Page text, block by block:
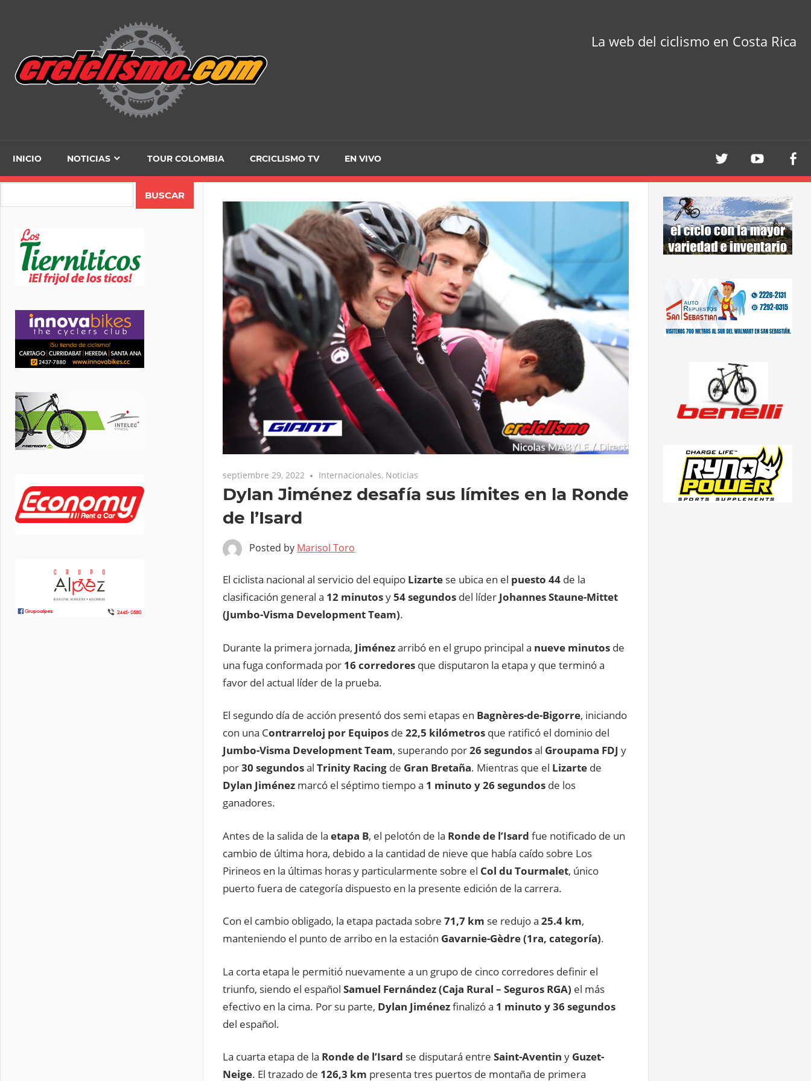
La web del ciclismo en Costa Rica
INICIO NOTICIAS TOUR COLOMBIA CRCICLISMO TV EN VIVO
septiembre 29, 2022 Internacionales, Noticias
Dylan Jiménez desafía sus límites en la Ronde
de l’Isard
Posted by Marisol Toro
El ciclista nacional al servicio del equipo Lizarte se ubica en el puesto 44 de la
clasificación general a 12 minutosy54 segundos del líder Johannes Staune-Mittet
(Jumbo-Visma Development Team).
Durante la primera jornada, Jiménezarribó en el grupo principal a nueve minutos de
una fuga conformada por 16 corredores que disputaron la etapa y que terminó a
favor del actual líder de la prueba.
El segundo día de acción presentó dos semi etapas en Bagnères-de-Bigorre, iniciando
con una Contrarreloj por Equipos de 22,5 kilómetros que ratificó el dominio del
Jumbo-Visma Development Team, superando por26 segundosal Groupama FDJ y
por30 segundosal Trinity Racing de Gran Bretaña. Mientras que el Lizarte de
Dylan Jiménez marcó el séptimo tiempo a 1 minuto y 26 segundos de los
ganadores.
Antes de la salida de la etapa B, el pelotón de la Ronde de l’Isard fue notificado de un
cambio de última hora, debido a la cantidad de nieve que había caído sobre Los
Pirineos en la últimas horas y particularmente sobre el Col du Tourmalet, único
puerto fuera de categoría dispuesto en la presente edición de la carrera.
Con el cambio obligado, la etapa pactada sobre 71,7 km se redujo a 25.4 km,
manteniendo el punto de arribo en la estación Gavarnie-Gèdre (1ra, categoría).
La corta etapa le permitió nuevamente a un grupo de cinco corredores definir el
triunfo, siendo el español Samuel Fernández (Caja Rural – Seguros RGA) el más
efectivo en la cima. Por su parte, Dylan Jiménezfinalizó a 1 minuto y 36 segundos
del español.
La cuarta etapa de la Ronde de l’Isard se disputará entre Saint-Aventin y Guzet-
Neige. El trazado de 126,3 km presenta tres puertos de montaña de primera